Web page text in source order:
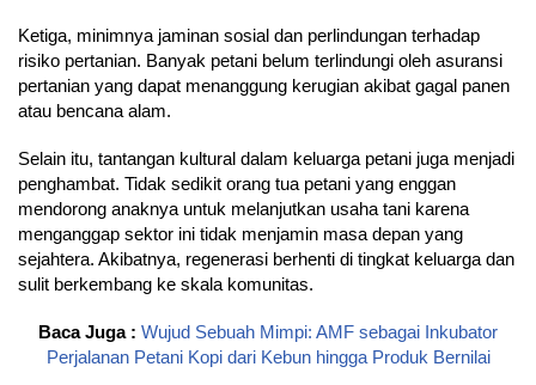
Ketiga, minimnya jaminan sosial dan perlindungan terhadap
risiko pertanian. Banyak petani belum terlindungi oleh asuransi
pertanian yang dapat menanggung kerugian akibat gagal panen
atau bencana alam.
Selain itu, tantangan kultural dalam keluarga petani juga menjadi
penghambat. Tidak sedikit orang tua petani yang enggan
mendorong anaknya untuk melanjutkan usaha tani karena
menganggap sektor ini tidak menjamin masa depan yang
sejahtera. Akibatnya, regenerasi berhenti di tingkat keluarga dan
sulit berkembang ke skala komunitas.
Baca Juga : Wujud Sebuah Mimpi: AMF sebagai Inkubator
Perjalanan Petani Kopi dari Kebun hingga Produk Bernilai